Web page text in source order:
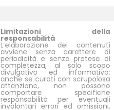
Limitazioni della
responsabilità
L’elaborazione dei contenuti
avviene senza carattere di
periodicità e senza pretesa di
completezza, al solo scopo
divulgativo ed informativo;
anche se curati con scrupolosa
attenzione, non possono
comportare specifiche
responsabilità per eventuali
involontari errori ed omissioni,